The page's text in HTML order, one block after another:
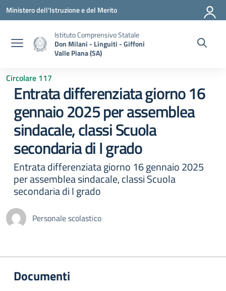
Vai ai contenuti
Vai al menu di navigazione
Vai al footer
Ministero dell'Istruzione e del Merito
Istituto Comprensivo Statale
Don Milani - Linguiti - Giffoni
Valle Piana (SA)
Circolare 117
Entrata differenziata giorno 16
gennaio 2025 per assemblea
sindacale, classi Scuola
secondaria di I grado
Entrata differenziata giorno 16 gennaio 2025
per assemblea sindacale, classi Scuola
secondaria di I grado
Personale scolastico
Documenti